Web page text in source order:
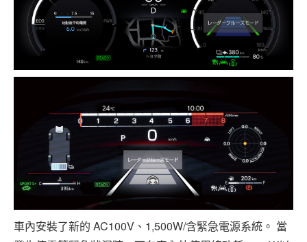
車內安裝了新的 AC100V、1,500W/含緊急電源系統。 當